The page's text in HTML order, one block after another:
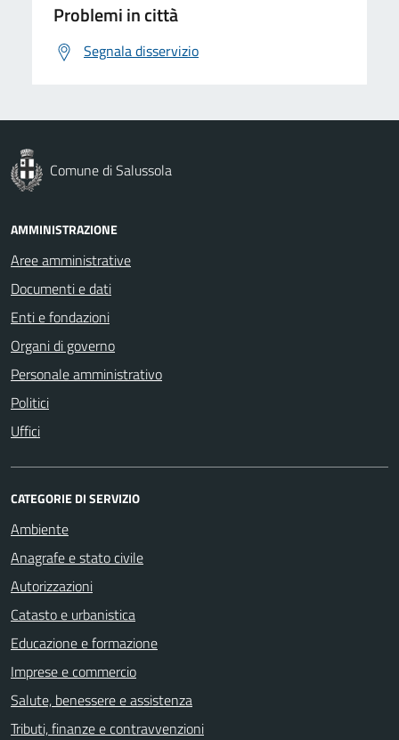
Problemi in città
Segnala disservizio
Comune di Salussola
AMMINISTRAZIONE
Aree amministrative
Documenti e dati
Enti e fondazioni
Organi di governo
Personale amministrativo
Politici
Uffici
CATEGORIE DI SERVIZIO
Ambiente
Anagrafe e stato civile
Autorizzazioni
Catasto e urbanistica
Educazione e formazione
Imprese e commercio
Salute, benessere e assistenza
Tributi, finanze e contravvenzioni